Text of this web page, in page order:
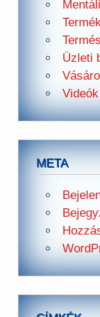
Üzleti
Videók
META